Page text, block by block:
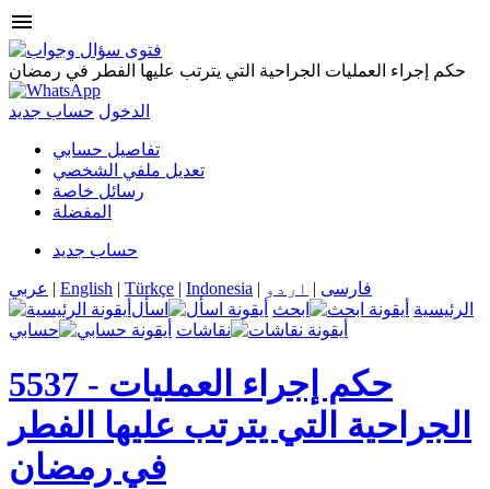
menu
حكم إجراء العمليات الجراحية التي يترتب عليها الفطر في رمضان
الدخول حساب جديد
تفاصيل حسابي
تعديل ملفي الشخصي
رسائل خاصة
المفضلة
حساب جديد
عربي | English | Türkçe | Indonesia | فارسی | اردو
الرئيسية
ابحث
اسأل
نقاشات
حسابي
5537 - حكم إجراء العمليات
الجراحية التي يترتب عليها الفطر
في رمضان